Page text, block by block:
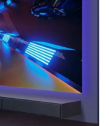
na stenu
umožňuje
z externých
umožňuje
prezentácie naraz.
stenu jednoducho
disku.